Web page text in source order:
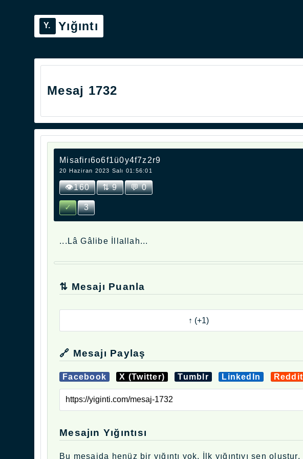
Yığıntı
Mesaj 1732
Misafirı6o6f1ü0y4f7z2r9
20 Haziran 2023 Salı 01:56:01
👁160 ⇅ 9 💬 0
✓ 3
...Lâ Gâlibe İllallah...
⇅ Mesajı Puanla
🔗 Mesajı Paylaş
Facebook X (Twitter) Tumblr LinkedIn Reddit
Mesajın Yığıntısı
Bu mesajda henüz bir yığıntı yok. İlk yığıntıyı sen oluştur.